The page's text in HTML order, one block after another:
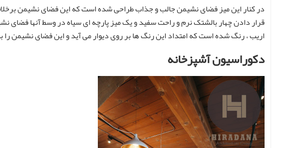
در کنار این میز فضای نشیمن جالب و جذاب طراحی شده است که این فضای نشیمن
قرار دادن چهار بالشتک نرم و راحت سفید و یک میز پارچه ای سیاه در وسط آنها
اریب ، رنگ شده است که امتداد این رنگ ها بر روی دیوار می آید و این فضای نشیمن
دکوراسیون آشپزخانه